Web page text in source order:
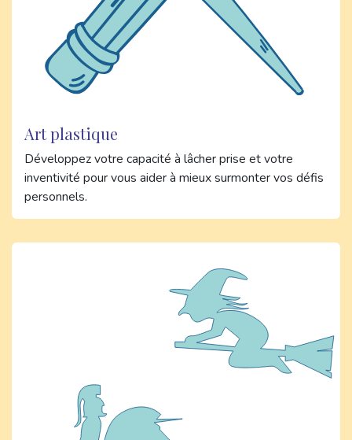
Art plastique
Développez votre capacité à lâcher prise et votre
inventivité pour vous aider à mieux surmonter vos défis
personnels.